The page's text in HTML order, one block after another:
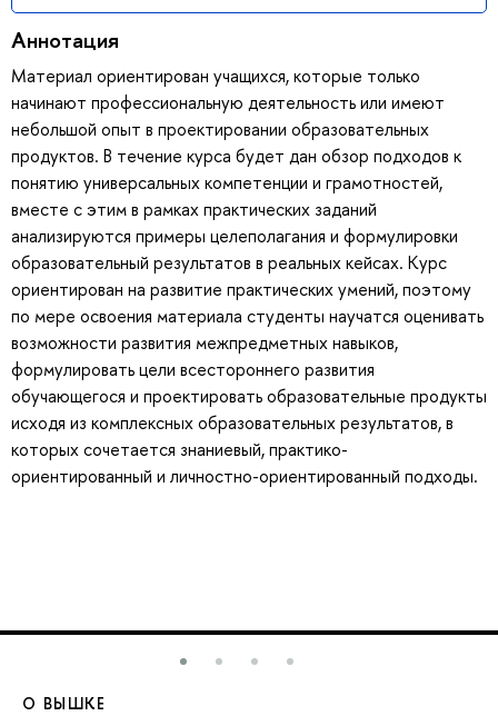
Аннотация
Материал ориентирован учащихся, которые только
начинают профессиональную деятельность или имеют
небольшой опыт в проектировании образовательных
продуктов. В течение курса будет дан обзор подходов к
понятию универсальных компетенции и грамотностей,
вместе с этим в рамках практических заданий
анализируются примеры целеполагания и формулировки
образовательный результатов в реальных кейсах. Курс
ориентирован на развитие практических умений, поэтому
по мере освоения материала студенты научатся оценивать
возможности развития межпредметных навыков,
формулировать цели всестороннего развития
обучающегося и проектировать образовательные продукты
исходя из комплексных образовательных результатов, в
которых сочетается знаниевый, практико-
ориентированный и личностно-ориентированный подходы.
О ВЫШКЕ